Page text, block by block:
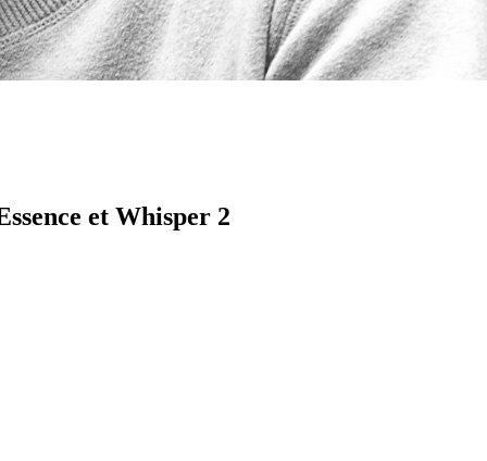
et Whisper 2